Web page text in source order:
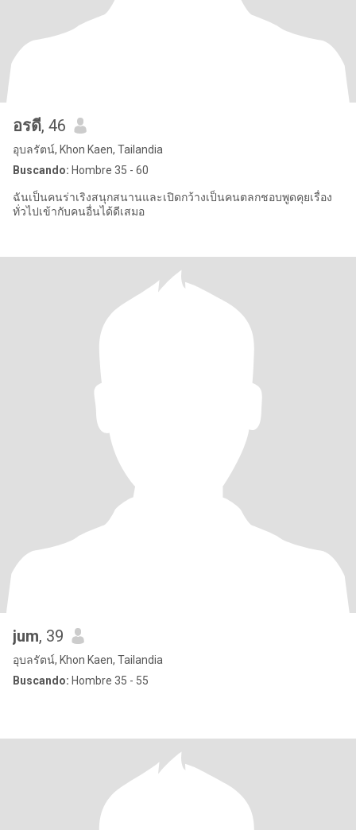
อรดี, 46
อุบลรัตน์, Khon Kaen, Tailandia
Buscando: Hombre 35 - 60
ฉันเป็นคนร่าเริงสนุกสนานและเปิดกว้างเป็นคนตลกชอบพูดคุยเรื่อง
ทั่วไปเข้ากับคนอื่นได้ดีเสมอ
jum, 39
อุบลรัตน์, Khon Kaen, Tailandia
Buscando: Hombre 35 - 55